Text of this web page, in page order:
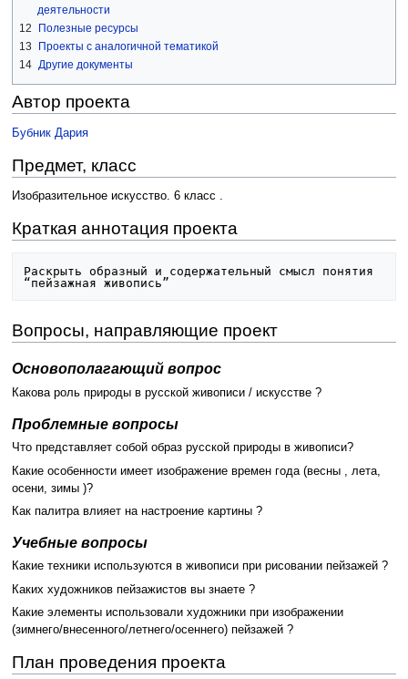
деятельности
12
Полезные ресурсы
13
Проекты с аналогичной тематикой
14 Другие документы
Автор проекта
Бубник Дария
Предмет, класс
Изобразительное искусство. 6 класс .
Краткая аннотация проекта
Раскрыть образный и содержательный смысл понятия
Вопросы, направляющие проект
Основополагающий вопрос
Какова роль природы в русской живописи / искусстве ?
Проблемные вопросы
Что представляет собой образ русской природы в живописи?
Какие особенности имеет изображение времен года (весны , лета,
осени, зимы )?
Как палитра влияет на настроение картины ?
Учебные вопросы
Какие техники используются в живописи при рисовании пейзажей ?
Каких художников пейзажистов вы знаете ?
Какие элементы использовали художники при изображении
(зимнего/внесенного/летнего/осеннего) пейзажей ?
План проведения проекта